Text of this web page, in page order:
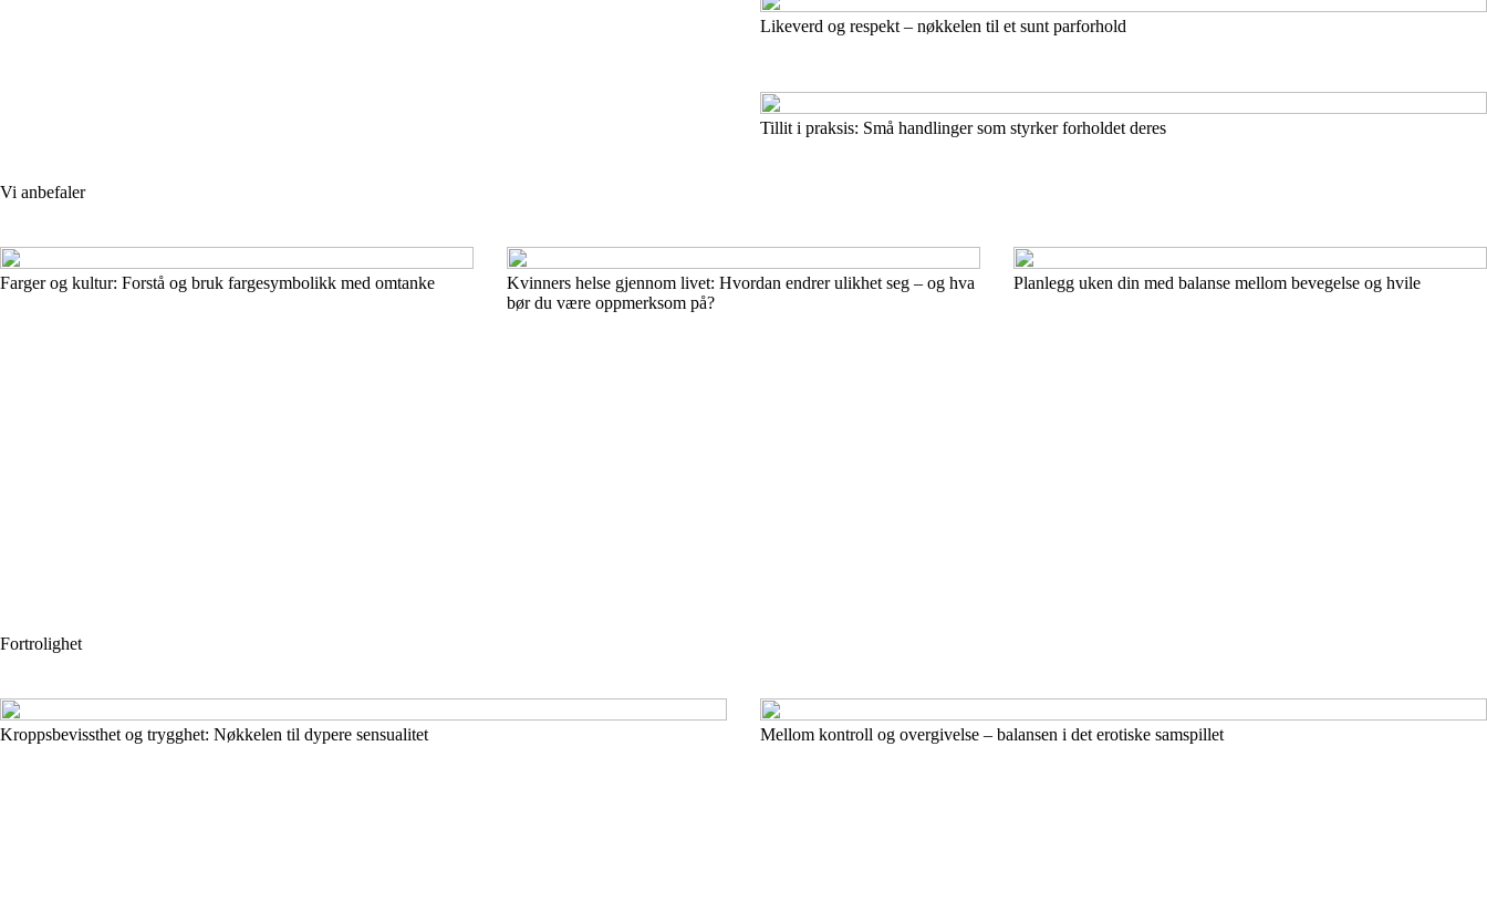
Likeverd og respekt – nøkkelen til et sunt parforhold
Tillit i praksis: Små handlinger som styrker forholdet deres
Vi anbefaler
Farger og kultur: Forstå og bruk fargesymbolikk med omtanke
Kvinners helse gjennom livet: Hvordan endrer ulikhet seg – og hva
bør du være oppmerksom på?
Planlegg uken din med balanse mellom bevegelse og hvile
Fortrolighet
Kroppsbevissthet og trygghet: Nøkkelen til dypere sensualitet Mellom kontroll og overgivelse – balansen i det erotiske samspillet